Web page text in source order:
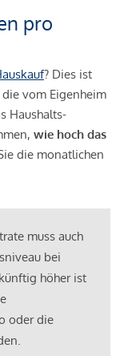
pro
? Dies ist
vom Eigenheim
Haushalts-
wie hoch das
die monatlichen
muss auch
bei
höher ist
oder die